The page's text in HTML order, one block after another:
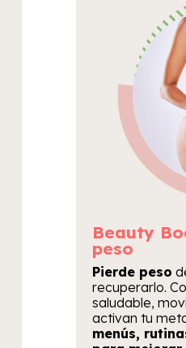
Beauty
peso
Pierde peso
recuperarlo.
saludable,
activan tu
menús,